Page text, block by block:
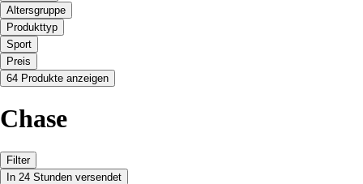
Altersgruppe
Produkttyp
Sport
Preis
64 Produkte anzeigen
Chase
Filter
In 24 Stunden versendet